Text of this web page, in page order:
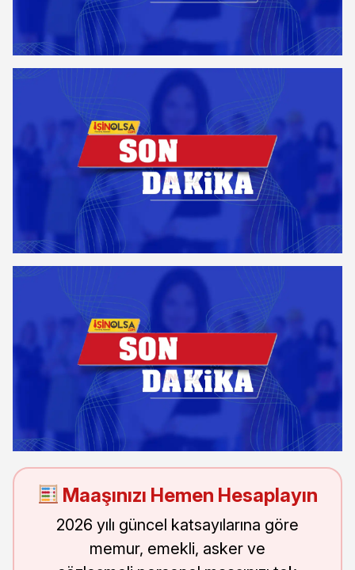
Maaşınızı Hemen Hesaplayın
2026 yılı güncel katsayılarına göre
memur, emekli, asker ve